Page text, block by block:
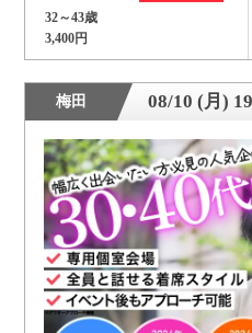
32～43歳
3,400円
梅田 08/10 (月)